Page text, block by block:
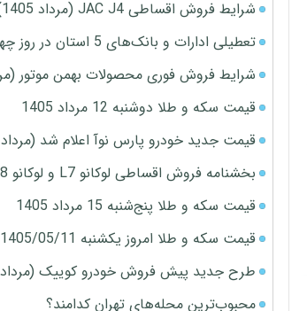
شرایط فروش اقساطی JAC J4 (مرداد 1405)
تعطیلی ادارات و بانک‌های 5 استان در روز چهارشنبه
شرایط فروش فوری محصولات بهمن موتور (مرداد
قیمت سکه و طلا دوشنبه 12 مرداد 1405
قیمت جدید خودرو پارس نوآ اعلام شد (مرداد 1405)
بخشنامه فروش اقساطی لوکانو L7 و لوکانو L8 (مرداد 1405)
قیمت سکه و طلا پنج‌شنبه 15 مرداد 1405
قیمت سکه و طلا امروز یکشنبه 1405/05/11
طرح جدید پیش فروش خودرو کوییک (مرداد 1405)
محبوب‌ترین محله‌های تهران کدامند؟